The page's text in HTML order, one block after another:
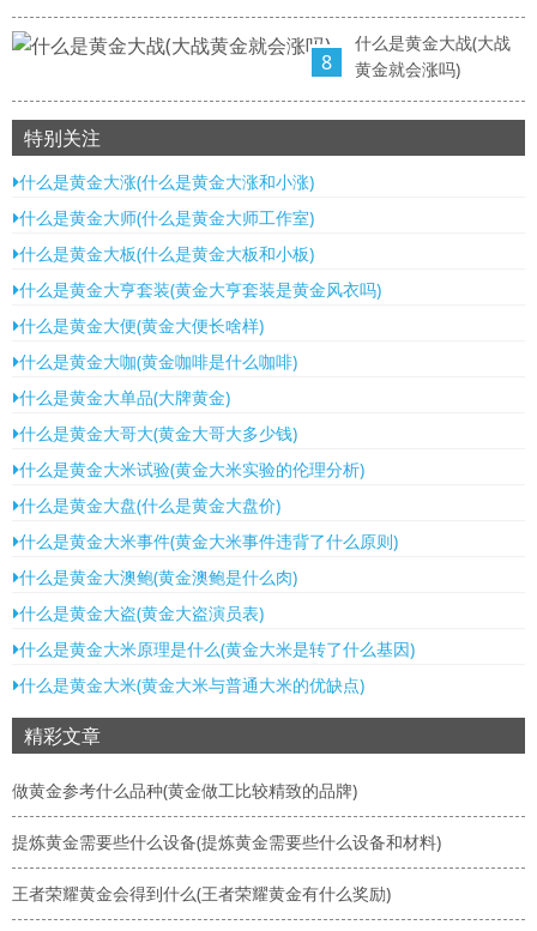
8
什么是黄金大战(大战
黄金就会涨吗)
特别关注
什么是黄金大涨(什么是黄金大涨和小涨)
什么是黄金大师(什么是黄金大师工作室)
什么是黄金大板(什么是黄金大板和小板)
什么是黄金大亨套装(黄金大亨套装是黄金风衣吗)
什么是黄金大便(黄金大便长啥样)
什么是黄金大咖(黄金咖啡是什么咖啡)
什么是黄金大单品(大牌黄金)
什么是黄金大哥大(黄金大哥大多少钱)
什么是黄金大米试验(黄金大米实验的伦理分析)
什么是黄金大盘(什么是黄金大盘价)
什么是黄金大米事件(黄金大米事件违背了什么原则)
什么是黄金大澳鲍(黄金澳鲍是什么肉)
什么是黄金大盗(黄金大盗演员表)
什么是黄金大米原理是什么(黄金大米是转了什么基因)
什么是黄金大米(黄金大米与普通大米的优缺点)
精彩文章
做黄金参考什么品种(黄金做工比较精致的品牌)
提炼黄金需要些什么设备(提炼黄金需要些什么设备和材料)
王者荣耀黄金会得到什么(王者荣耀黄金有什么奖励)